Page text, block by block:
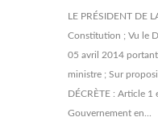
LE PRÉSIDENT DE
Constitution ; Vu le
05 avril 2014
ministre ; Sur
DÉCRÈTE : Article 1
Gouvernement en...